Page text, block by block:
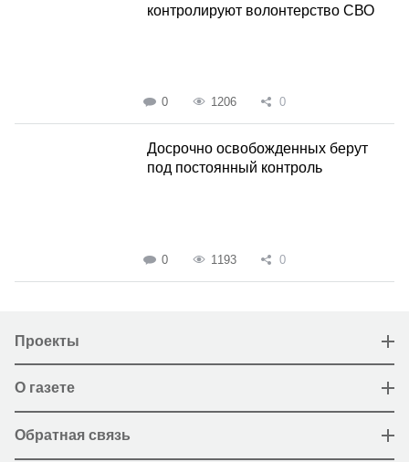
контролируют волонтерство СВО
0 1206 0
Досрочно освобожденных берут
под постоянный контроль
0 1193 0
Проекты
О газете
Обратная связь